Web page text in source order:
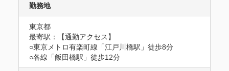
勤務地
東京都
最寄駅：【通勤アクセス】
○東京メトロ有楽町線「江戸川橋駅」徒歩8分
○各線「飯田橋駅」徒歩12分